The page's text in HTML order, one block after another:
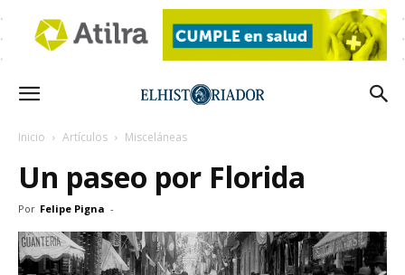
Inicio Artículos Misceláneas
Un paseo por Florida
Por Felipe Pigna -